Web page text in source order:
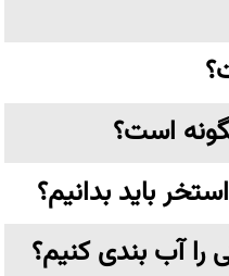
است؟
باید بدانیم؟
آب بندی کنیم؟